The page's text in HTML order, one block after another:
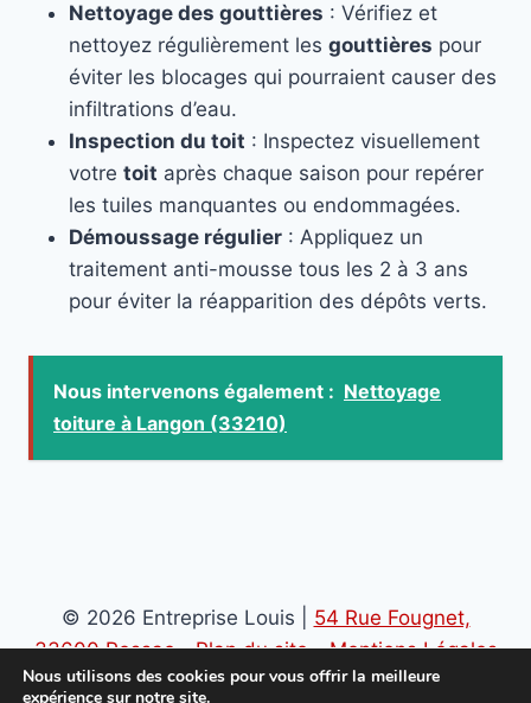
Nettoyage des gouttières : Vérifiez et
nettoyez régulièrement les gouttières pour
éviter les blocages qui pourraient causer des
infiltrations d’eau.
Inspection du toit : Inspectez visuellement
votre toit après chaque saison pour repérer
les tuiles manquantes ou endommagées.
Démoussage régulier : Appliquez un
traitement anti-mousse tous les 2 à 3 ans
pour éviter la réapparition des dépôts verts.
Nous intervenons également : Nettoyage
toiture à Langon (33210)
© 2026 Entreprise Louis | 54 Rue Fougnet,
33600 Pessac-Plan du site-Mentions Légales
-Politique de confidentialité
Nous utilisons des cookies pour vous offrir la meilleure
expérience sur notre site.